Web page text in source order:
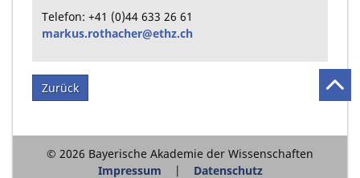
Telefon: +41 (0)44 633 26 61
markus.rothacher@ethz.ch
Zurück
© 2026 Bayerische Akademie der Wissenschaften
Impressum
Datenschutz